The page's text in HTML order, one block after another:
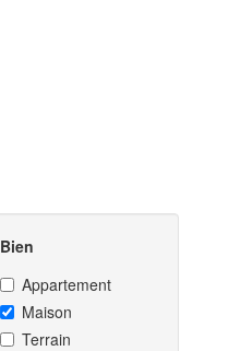
Bien
Appartement
Maison
Terrain